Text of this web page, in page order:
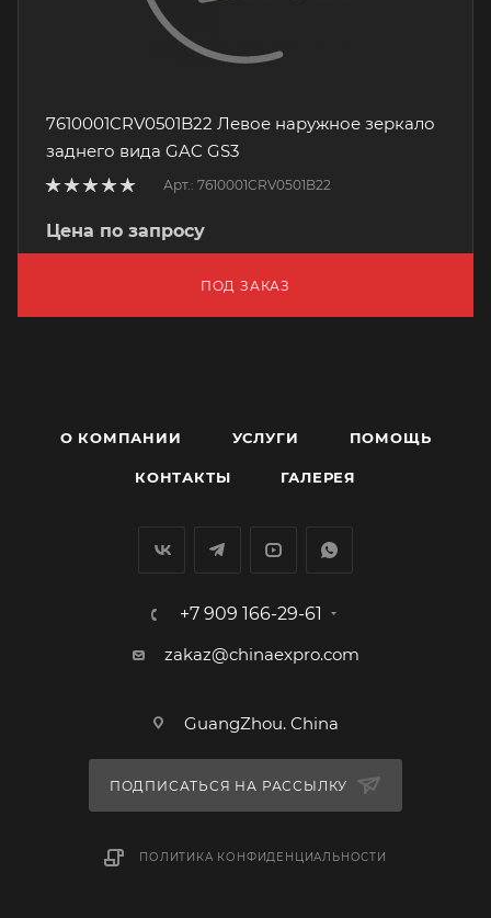
7610001CRV0501B22 Левое наружное зеркало
заднего вида GAC GS3
Арт.: 7610001CRV0501B22
Цена по запросу
ПОД ЗАКАЗ
О КОМПАНИИ УСЛУГИ ПОМОЩЬ
КОНТАКТЫ ГАЛЕРЕЯ
+7 909 166-29-61
zakaz@chinaexpro.com
GuangZhou. China
ПОДПИСАТЬСЯ НА РАССЫЛКУ
ПОЛИТИКА КОНФИДЕНЦИАЛЬНОСТИ